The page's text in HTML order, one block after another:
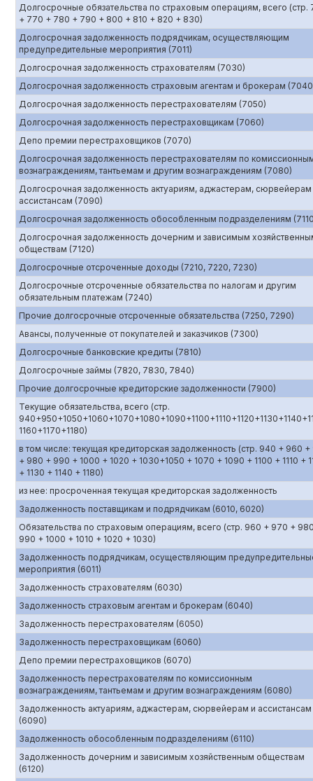
Долгосрочные обязательства по страховым операциям, всего (стр.
+ 770 + 780 + 790 + 800 + 810 + 820 + 830)
Долгосрочная задолженность подрядчикам, осуществляющим
предупредительные мероприятия (7011)
Долгосрочная задолженность страхователям (7030)
Долгосрочная задолженность страховым агентам и брокерам
Долгосрочная задолженность перестрахователям (7050)
Долгосрочная задолженность перестраховщикам (7060)
Депо премии перестраховщиков (7070)
Долгосрочная задолженность перестрахователям по
вознаграждениям, тантьемам и другим вознаграждениям (7080)
Долгосрочная задолженность актуариям, аджастерам, сюрвейерам
ассистансам (7090)
Долгосрочная задолженность обособленным подразделениям
Долгосрочная задолженность дочерним и зависимым
обществам (7120)
Долгосрочные отсроченные доходы (7210, 7220, 7230)
Долгосрочные отсроченные обязательства по налогам и другим
обязательным платежам (7240)
Прочие долгосрочные отсроченные обязательства (7250, 7290)
Авансы, полученные от покупателей и заказчиков (7300)
Долгосрочные банковские кредиты (7810)
Долгосрочные займы (7820, 7830, 7840)
Прочие долгосрочные кредиторские задолженности (7900)
Текущие обязательства, всего (стр.
1160+1170+1180)
в том числе: текущая кредиторская задолженность (стр. 940 + 960
+ 980 + 990 + 1000 + 1020 + 1030+1050 + 1070 + 1090 + 1100 + 1110 +
+ 1130 + 1140 + 1180)
из нее: просроченная текущая кредиторская задолженность
Задолженность поставщикам и подрядчикам (6010, 6020)
Обязательства по страховым операциям, всего (стр. 960 + 970 +
990 + 1000 + 1010 + 1020 + 1030)
Задолженность подрядчикам, осуществляющим
мероприятия (6011)
Задолженность страхователям (6030)
Задолженность страховым агентам и брокерам (6040)
Задолженность перестрахователям (6050)
Задолженность перестраховщикам (6060)
Депо премии перестраховщиков (6070)
Задолженность перестрахователям по комиссионным
вознаграждениям, тантьемам и другим вознаграждениям (6080)
Задолженность актуариям, аджастерам, сюрвейерам и ассистансам
(6090)
Задолженность обособленным подразделениям (6110)
Задолженность дочерним и зависимым хозяйственным обществам
(6120)